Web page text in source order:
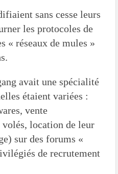
sans cesse leurs
les protocoles de
« réseaux de mules »
avait une spécialité
étaient variées :
vente
location de leur
sur des forums «
de recrutement